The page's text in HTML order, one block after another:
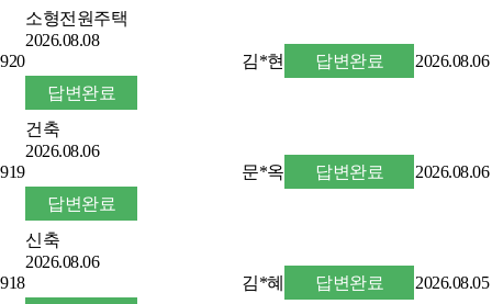
소형전원주택
2026.08.08
920
답변완료
건축
2026.08.06
김*현 답변완료 2026.08.06
919
답변완료
신축
2026.08.06
문*옥 답변완료 2026.08.06
918
김*혜 답변완료 2026.08.05